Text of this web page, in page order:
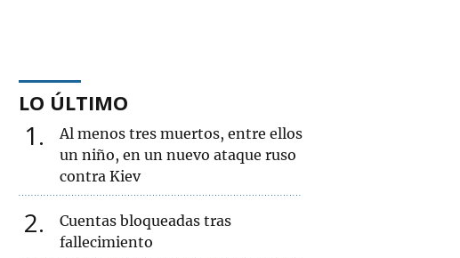
LO ÚLTIMO
1
Al menos tres muertos, entre ellos
un niño, en un nuevo ataque ruso
contra Kiev
2
Cuentas bloqueadas tras
fallecimiento